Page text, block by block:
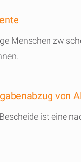
Menschen
von
ist eine